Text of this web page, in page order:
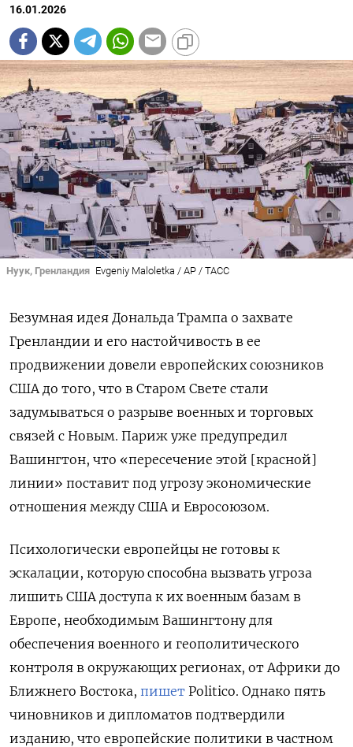
16.01.2026
Нуук, Гренландия Evgeniy Maloletka / AP / ТАСС
Безумная идея Дональда Трампа о захвате
Гренландии и его настойчивость в ее
продвижении довели европейских союзников
США до того, что в Старом Свете стали
задумываться о разрыве военных и торговых
связей с Новым. Париж уже предупредил
Вашингтон, что «пересечение этой [красной]
линии» поставит под угрозу экономические
отношения между США и Евросоюзом.
Психологически европейцы не готовы к
эскалации, которую способна вызвать угроза
лишить США доступа к их военным базам в
Европе, необходимым Вашингтону для
обеспечения военного и геополитического
контроля в окружающих регионах, от Африки до
Ближнего Востока, пишет Politico. Однако пять
чиновников и дипломатов подтвердили
изданию, что европейские политики в частном